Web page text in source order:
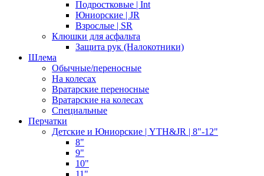
Подростковые | Int
Юниорские | JR
Взрослые | SR
Клюшки для асфальта
Защита рук (Налокотники)
Шлема
Обычные/переносные
На колесах
Вратарские переносные
Вратарские на колесах
Специальные
Перчатки
Детские и Юниорские | YTH&JR | 8"-12"
8"
9"
10"
11"